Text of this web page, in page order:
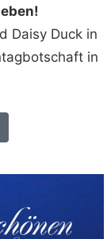
Daisy Duck in
in
Code